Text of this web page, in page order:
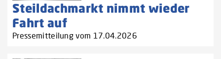
Steildachmarkt nimmt wieder
Fahrt auf
Pressemitteilung vom 17.04.2026